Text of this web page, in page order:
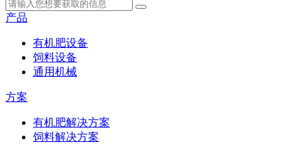
产品
有机肥设备
饲料设备
通用机械
方案
有机肥解决方案
饲料解决方案